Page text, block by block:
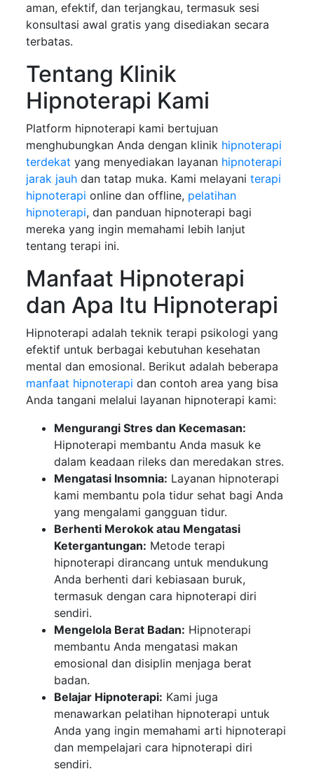
aman, efektif, dan terjangkau, termasuk sesi
konsultasi awal gratis yang disediakan secara
terbatas.
Tentang Klinik
Hipnoterapi Kami
Platform hipnoterapi kami bertujuan
menghubungkan Anda dengan klinik hipnoterapi
terdekat yang menyediakan layanan hipnoterapi
jarak jauh dan tatap muka. Kami melayaniterapi
hipnoterapi online dan offline, pelatihan
hipnoterapi, dan panduan hipnoterapi bagi
mereka yang ingin memahami lebih lanjut
tentang terapi ini.
Manfaat Hipnoterapi
dan Apa Itu Hipnoterapi
Hipnoterapi adalah teknik terapi psikologi yang
efektif untuk berbagai kebutuhan kesehatan
mental dan emosional. Berikut adalah beberapa
manfaat hipnoterapi dan contoh area yang bisa
Anda tangani melalui layanan hipnoterapi kami:
Mengurangi Stres dan Kecemasan:
Hipnoterapi membantu Anda masuk ke
dalam keadaan rileks dan meredakan stres.
Mengatasi Insomnia: Layanan hipnoterapi
kami membantu pola tidur sehat bagi Anda
yang mengalami gangguan tidur.
Berhenti Merokok atau Mengatasi
Ketergantungan: Metode terapi
hipnoterapi dirancang untuk mendukung
Anda berhenti dari kebiasaan buruk,
termasuk dengan cara hipnoterapi diri
sendiri.
Mengelola Berat Badan: Hipnoterapi
membantu Anda mengatasi makan
emosional dan disiplin menjaga berat
badan.
Belajar Hipnoterapi: Kami juga
menawarkan pelatihan hipnoterapi untuk
Anda yang ingin memahami arti hipnoterapi
dan mempelajari cara hipnoterapi diri
sendiri.